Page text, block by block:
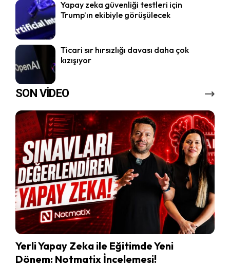
Yapay zeka güvenliği testleri için
Trump’ın ekibiyle görüşülecek
Ticari sır hırsızlığı davası daha çok
kızışıyor
SON VİDEO
Yerli Yapay Zeka ile Eğitimde Yeni
Dönem: Notmatix İncelemesi!